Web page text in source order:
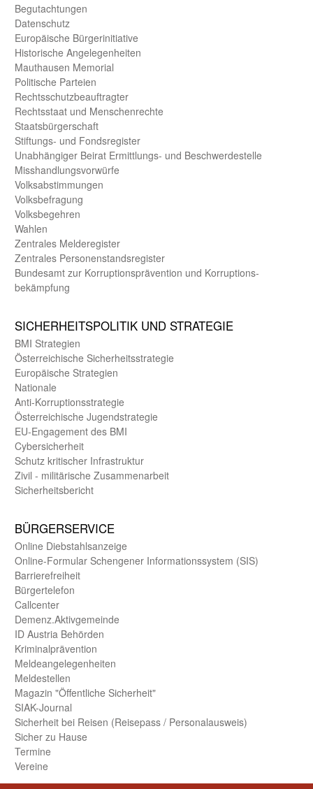
Begut­achtungen
Daten­schutz
Europäische Bürger­initiative
Historische Angelegen­heiten
Mauthausen Memorial
Politische Parteien
Rechts­schutz­beauftragter
Rechts­staat und Menschen­rechte
Staats­bürger­schaft
Stiftungs- und Fonds­register
Unab­hängiger Beirat Ermittlungs- und Beschwerde­stelle
Misshandlungs­vorwürfe
Volks­abstimmungen
Volks­befragung
Volks­begehren
Wahlen
Zentrales Melde­register
Zentrales Personen­stands­register
Bundes­amt zur Korrup­tions­prävention und Korrup­tions­
bekämpfung
SICHER­HEITS­POLITIK UND STRATEGIE
BMI Strategien
Öster­reichische Sicherheits­strategie
Europäische Strategien
Nationale
Anti-Korruptions­strategie
Öster­reichische Jugend­strategie
EU-Engagement des BMI
Cybersicherheit
Schutz kritischer Infra­struktur
Zivil - militärische Zusammen­arbeit
Sicherheits­bericht
BÜRGER­SERVICE
Online Diebstahls­anzeige
Online-Formular Schengener Informationssystem (SIS)
Barriere­freiheit
Bürger­telefon
Call­center
Demenz.Aktiv­gemeinde
ID Austria Behörden
Kriminal­prävention
Melde­an­ge­le­gen­heiten
Meld­estellen
Magazin "Öffentliche Sicherheit"
SIAK-Journal
Sicherheit bei Reisen (Reise­pass / Personal­ausweis)
Sicher zu Hause
Termine
Vereine